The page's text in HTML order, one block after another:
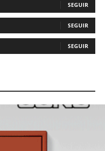
SEGUIR
SEGUIR
SEGUIR